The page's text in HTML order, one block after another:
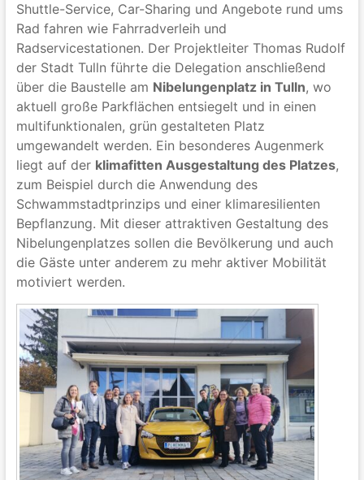
Shuttle-Service, Car-Sharing und Angebote rund ums
Rad fahren wie Fahrradverleih und
Radservicestationen. Der Projektleiter Thomas Rudolf
der Stadt Tulln führte die Delegation anschließend
über die Baustelle am Nibelungenplatz in Tulln, wo
aktuell große Parkflächen entsiegelt und in einen
multifunktionalen, grün gestalteten Platz
umgewandelt werden. Ein besonderes Augenmerk
liegt auf der klimafitten Ausgestaltung des Platzes,
zum Beispiel durch die Anwendung des
Schwammstadtprinzips und einer klimaresilienten
Bepflanzung. Mit dieser attraktiven Gestaltung des
Nibelungenplatzes sollen die Bevölkerung und auch
die Gäste unter anderem zu mehr aktiver Mobilität
motiviert werden.